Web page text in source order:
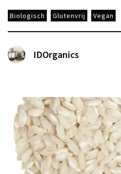
Biologisch Glutenvrij Vegan
IDOrganics